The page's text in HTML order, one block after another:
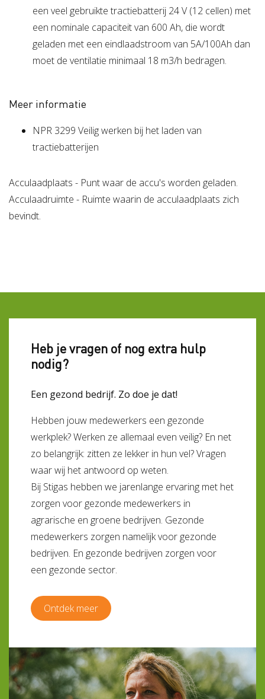
een veel gebruikte tractiebatterij 24 V (12 cellen) met
een nominale capaciteit van 600 Ah, die wordt
geladen met een eindlaadstroom van 5A/100Ah dan
moet de ventilatie minimaal 18 m3/h bedragen.
Meer informatie
NPR 3299 Veilig werken bij het laden van
tractiebatterijen
Acculaadplaats - Punt waar de accu's worden geladen.
Acculaadruimte - Ruimte waarin de acculaadplaats zich
bevindt.
Heb je vragen of nog extra hulp
nodig?
Een gezond bedrijf. Zo doe je dat!
Hebben jouw medewerkers een gezonde
werkplek? Werken ze allemaal even veilig? En net
zo belangrijk: zitten ze lekker in hun vel? Vragen
waar wij het antwoord op weten.
Bij Stigas hebben we jarenlange ervaring met het
zorgen voor gezonde medewerkers in
agrarische en groene bedrijven. Gezonde
medewerkers zorgen namelijk voor gezonde
bedrijven. En gezonde bedrijven zorgen voor
een gezonde sector.
Ontdek meer